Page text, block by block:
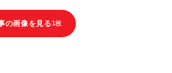
の画像を見る1枚